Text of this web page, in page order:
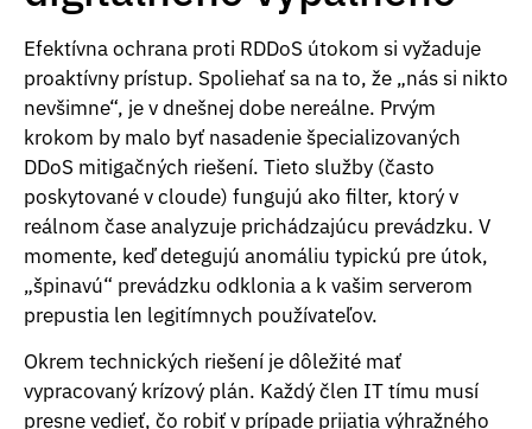
Efektívna ochrana proti RDDoS útokom si vyžaduje
proaktívny prístup. Spoliehať sa na to, že „nás si nikto
nevšimne“, je v dnešnej dobe nereálne. Prvým
krokom by malo byť nasadenie špecializovaných
DDoS mitigačných riešení. Tieto služby (často
poskytované v cloude) fungujú ako filter, ktorý v
reálnom čase analyzuje prichádzajúcu prevádzku. V
momente, keď detegujú anomáliu typickú pre útok,
„špinavú“ prevádzku odklonia a k vašim serverom
prepustia len legitímnych používateľov.
Okrem technických riešení je dôležité mať
vypracovaný krízový plán. Každý člen IT tímu musí
presne vedieť, čo robiť v prípade prijatia výhražného